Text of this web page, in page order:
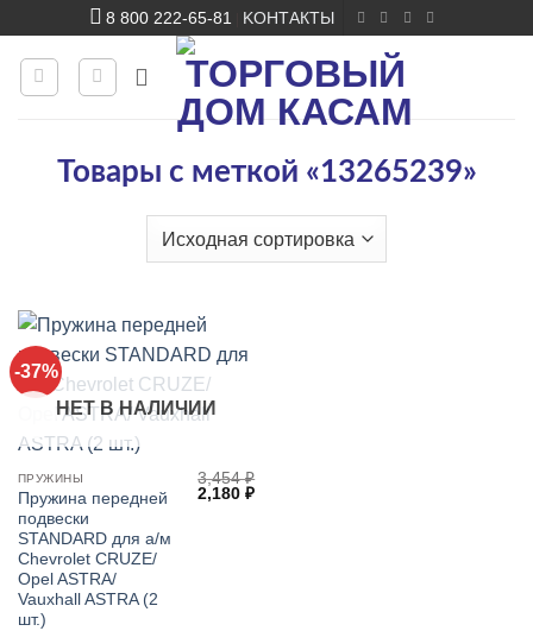
content
8 800 222-65-81 KОНТАКТЫ
Товары с меткой «13265239»
-37%
НЕТ В НАЛИЧИИ
ПРУЖИНЫ
Пружина передней
подвески
STANDARD для а/м
Chevrolet CRUZE/
Opel ASTRA/
Vauxhall ASTRA (2
шт.)
3,454₽
Первоначальная
цена
2,180₽Текущая